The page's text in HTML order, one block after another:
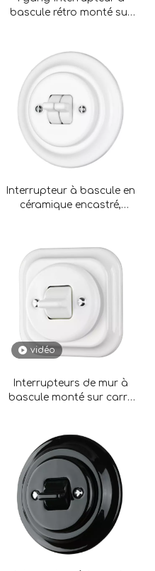
bascule rétro monté sur
Interrupteur à bascule en
céramique encastré,
vidéo
Interrupteurs de mur à
bascule monté sur carré